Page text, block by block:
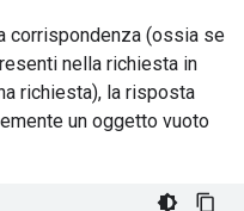
corrispondenza (ossia se
nella richiesta in
richiesta), la risposta
un oggetto vuoto